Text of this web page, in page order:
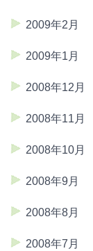
2009年2月
2009年1月
2008年12月
2008年11月
2008年10月
2008年9月
2008年8月
2008年7月